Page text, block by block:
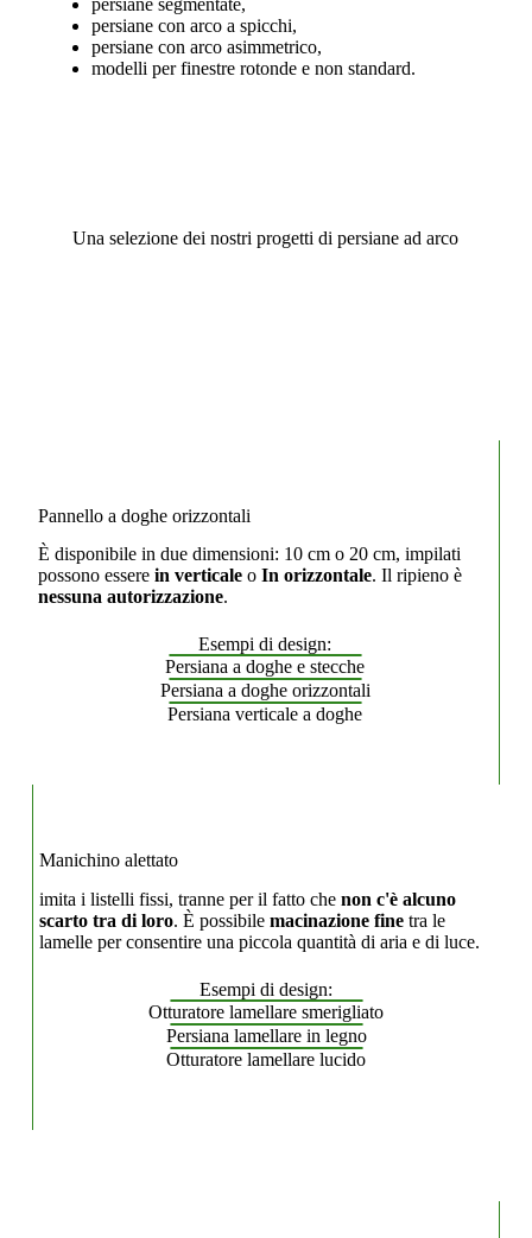
persiane con arco a spicchi,
persiane con arco asimmetrico,
modelli per finestre rotonde e non standard.
Una selezione dei nostri progetti di persiane ad arco
Pannello a doghe orizzontali
È disponibile in due dimensioni: 10 cm o 20 cm, impilati
possono essere in verticaleo In orizzontale. Il ripieno è
nessuna autorizzazione.
Esempi di design:
Persiana a doghe e stecche
Persiana a doghe orizzontali
Persiana verticale a doghe
Manichino alettato
imita i listelli fissi, tranne per il fatto che non c'è alcuno
scarto tra di loro. È possibile macinazione finetra le
lamelle per consentire una piccola quantità di aria e di luce.
Esempi di design:
Otturatore lamellare smerigliato
Persiana lamellare in legno
Otturatore lamellare lucido